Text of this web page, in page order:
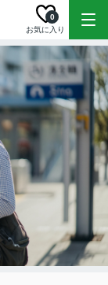
お気に入り
0